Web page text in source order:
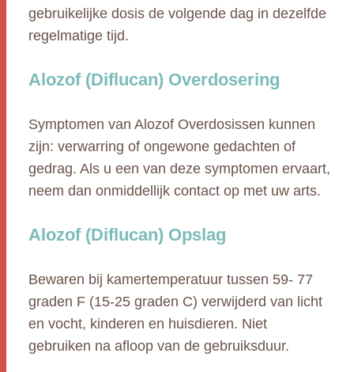
gebruikelijke dosis de volgende dag in dezelfde
regelmatige tijd.
Alozof (Diflucan) Overdosering
Symptomen van Alozof Overdosissen kunnen
zijn: verwarring of ongewone gedachten of
gedrag. Als u een van deze symptomen ervaart,
neem dan onmiddellijk contact op met uw arts.
Alozof (Diflucan) Opslag
Bewaren bij kamertemperatuur tussen 59- 77
graden F (15-25 graden C) verwijderd van licht
en vocht, kinderen en huisdieren. Niet
gebruiken na afloop van de gebruiksduur.